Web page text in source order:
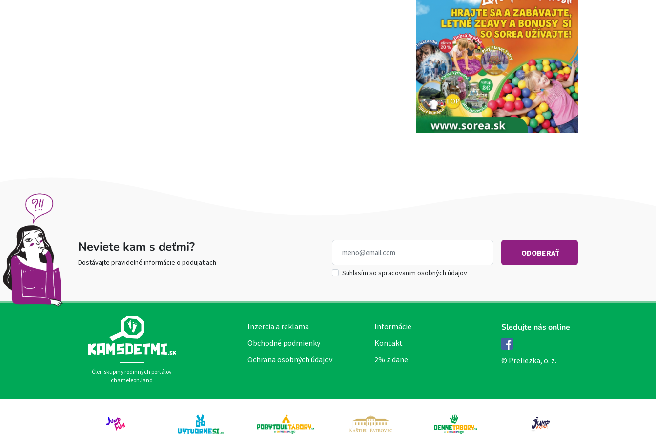
Neviete kam s deťmi?
Dostávajte pravidelné informácie o podujatiach
Súhlasím so spracovaním osobných údajov
Člen skupiny rodinných portálov
chameleon.land
Inzercia a reklama
Obchodné podmienky
Ochrana osobných údajov
Informácie
Kontakt
2% z dane
Sledujte nás online
© Preliezka, o. z.